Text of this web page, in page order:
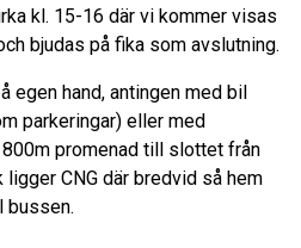
kl. 15-16 där vi kommer visas
bjudas på fika som avslutning.
egen hand, antingen med bil
parkeringar) eller med
promenad till slottet från
CNG där bredvid så hem
bussen.